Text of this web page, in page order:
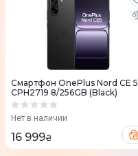
Смартфон OnePlus Nord CE 5
CPH2719 8/256GB (Black)
Нет в наличии
16 999₴